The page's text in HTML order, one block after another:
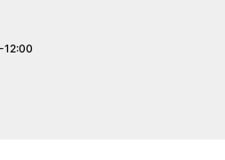
12:00